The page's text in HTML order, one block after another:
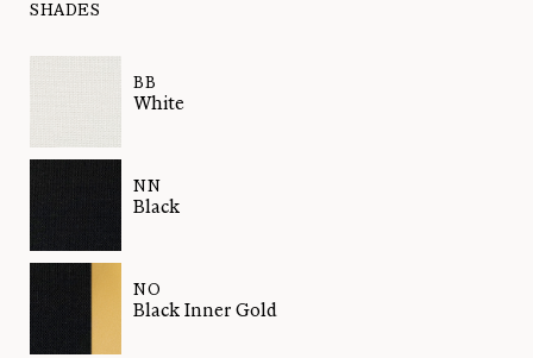
SHADES
BB
White
NN
Black
NO
Black Inner Gold